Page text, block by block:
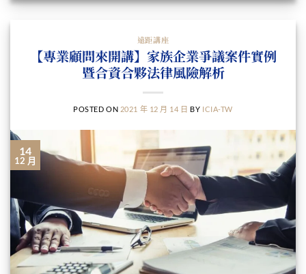
遠距講座
【專業顧問來開講】家族企業爭議案件實例
暨合資合夥法律風險解析
POSTED ON 2021 年 12 月 14 日 BY ICIA-TW
14
12 月